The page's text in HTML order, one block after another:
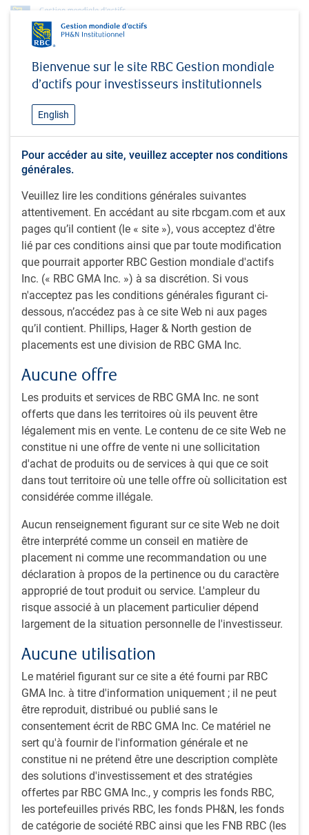
Bienvenue sur le site RBC Gestion mondiale
d’actifs pour investisseurs institutionnels
English
Pour accéder au site, veuillez accepter nos conditions
générales.
Veuillez lire les conditions générales suivantes
attentivement. En accédant au site rbcgam.com et aux
pages qu’il contient (le « site »), vous acceptez d'être
lié par ces conditions ainsi que par toute modification
que pourrait apporter RBC Gestion mondiale d'actifs
Inc. (« RBC GMA Inc. ») à sa discrétion. Si vous
n'acceptez pas les conditions générales figurant ci-
dessous, n’accédez pas à ce site Web ni aux pages
qu’il contient. Phillips, Hager & North gestion de
placements est une division de RBC GMA Inc.
Aucune offre
Les produits et services de RBC GMA Inc. ne sont
offerts que dans les territoires où ils peuvent être
légalement mis en vente. Le contenu de ce site Web ne
constitue ni une offre de vente ni une sollicitation
d'achat de produits ou de services à qui que ce soit
dans tout territoire où une telle offre où sollicitation est
considérée comme illégale.
Aucun renseignement figurant sur ce site Web ne doit
être interprété comme un conseil en matière de
placement ni comme une recommandation ou une
déclaration à propos de la pertinence ou du caractère
approprié de tout produit ou service. L'ampleur du
risque associé à un placement particulier dépend
largement de la situation personnelle de l'investisseur.
Aucune utilisation
Le matériel figurant sur ce site a été fourni par RBC
GMA Inc. à titre d'information uniquement ; il ne peut
être reproduit, distribué ou publié sans le
consentement écrit de RBC GMA Inc. Ce matériel ne
sert qu'à fournir de l'information générale et ne
constitue ni ne prétend être une description complète
des solutions d'investissement et des stratégies
offertes par RBC GMA Inc., y compris les fonds RBC,
les portefeuilles privés RBC, les fonds PH&N, les fonds
de catégorie de société RBC ainsi que les FNB RBC (les
< Mise à jour trimestrielle PH&N Institutionnel - T1 2024
Fonds disponibles pour les
investisseurs institutionnels
canadiens
Le tableau ci-dessous donne une liste de fonds de
institutionnels canadiens. Des infofiches détaillées
et des présentations de composites conformes aux
normes GIPS sont disponibles sur demande.
Actif total du fonds au mars 31, 2024
Nom du fonds Référence
Date de
création
(millions
gestion de
trésorerie
Fonds de marché
monétaire
canadien RBC4
Indice des bons
du Trésor à
30 jours FTSE
Canada
Indice des bons
du Trésor à
60 jours FTSE
Canada
juil.-86
S.T.I.F
Institutionnel
PH&N
Indice des bons
du Trésor à
91 jours FTSE
Canada
janv.-97 1,545.98
Solutions de titres
à revenu fixe
Fonds de
l’ensemble du
marché
Fonds
d'hypothèques et
d'obligations à
court terme PH&N
Indice des
obligations
globales à court
terme FTSE
Canada
d̩c.-93